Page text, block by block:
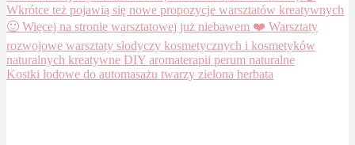
Kostki lodowe do automasażu twarzy zielona herbata